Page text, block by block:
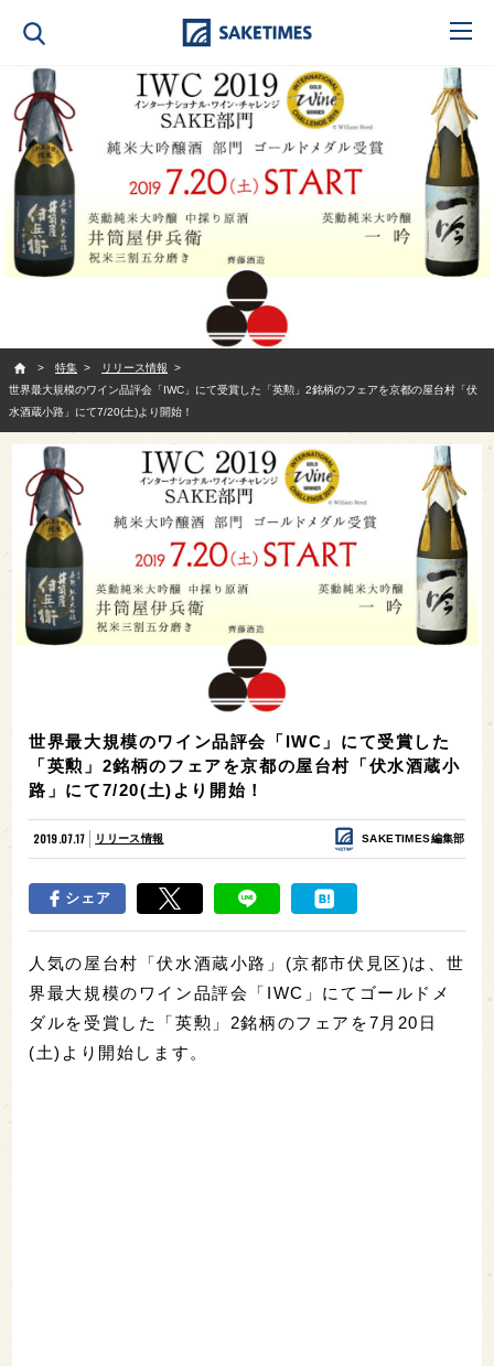
特集
リリース情報
世界最大規模のワイン品評会「IWC」にて受賞した「英勲」2銘柄のフェアを京都の屋台村「伏
水酒蔵小路」にて7/20(土)より開始！
世界最大規模のワイン品評会「IWC」にて受賞した
「英勲」2銘柄のフェアを京都の屋台村「伏水酒蔵小
路」にて7/20(土)より開始！
2019.07.17 リリース情報 SAKETIMES編集部
シェア
人気の屋台村「伏水酒蔵小路」(京都市伏見区)は、世
界最大規模のワイン品評会「IWC」にてゴールドメ
ダルを受賞した「英勲」2銘柄のフェアを7月20日
(土)より開始します。